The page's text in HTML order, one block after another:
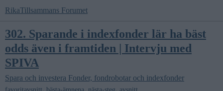
RikaTillsammans Forumet
302. Sparande i indexfonder lär ha bäst
odds även i framtiden | Intervju med
SPIVA
Spara och investera Fonder, fondrobotar och indexfonder
, , ,